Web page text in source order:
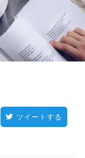
ツイートする